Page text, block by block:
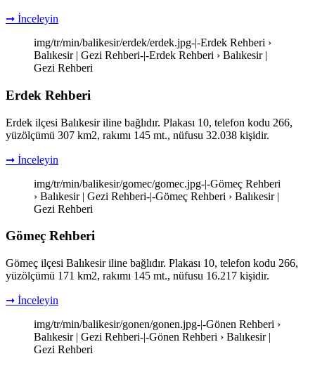
➞ İnceleyin
img/tr/min/balikesir/erdek/erdek.jpg-|-Erdek Rehberi ›
Balıkesir | Gezi Rehberi-|-Erdek Rehberi › Balıkesir |
Gezi Rehberi
Erdek Rehberi
Erdek ilçesi Balıkesir iline bağlıdır. Plakası 10, telefon kodu 266,
yüzölçümü 307 km2, rakımı 145 mt., nüfusu 32.038 kişidir.
➞ İnceleyin
img/tr/min/balikesir/gomec/gomec.jpg-|-Gömeç Rehberi
› Balıkesir | Gezi Rehberi-|-Gömeç Rehberi › Balıkesir |
Gezi Rehberi
Gömeç Rehberi
Gömeç ilçesi Balıkesir iline bağlıdır. Plakası 10, telefon kodu 266,
yüzölçümü 171 km2, rakımı 145 mt., nüfusu 16.217 kişidir.
➞ İnceleyin
img/tr/min/balikesir/gonen/gonen.jpg-|-Gönen Rehberi ›
Balıkesir | Gezi Rehberi-|-Gönen Rehberi › Balıkesir |
Gezi Rehberi